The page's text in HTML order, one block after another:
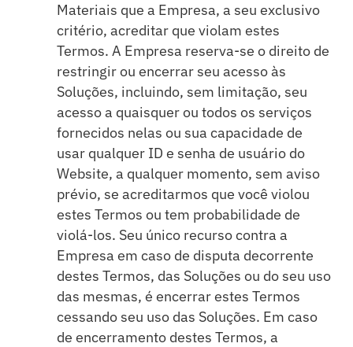
Materiais que a Empresa, a seu exclusivo
critério, acreditar que violam estes
Termos. A Empresa reserva-se o direito de
restringir ou encerrar seu acesso às
Soluções, incluindo, sem limitação, seu
acesso a quaisquer ou todos os serviços
fornecidos nelas ou sua capacidade de
usar qualquer ID e senha de usuário do
Website, a qualquer momento, sem aviso
prévio, se acreditarmos que você violou
estes Termos ou tem probabilidade de
violá-los. Seu único recurso contra a
Empresa em caso de disputa decorrente
destes Termos, das Soluções ou do seu uso
das mesmas, é encerrar estes Termos
cessando seu uso das Soluções. Em caso
de encerramento destes Termos, a